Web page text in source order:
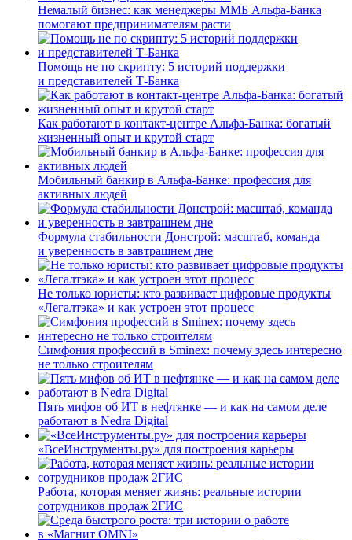
Немалый бизнес: как менеджеры ММБ Альфа-Банка
помогают предпринимателям расти
Помощь не по скрипту: 5 историй поддержки
и представителей Т-Банка
Как работают в контакт-центре Альфа-Банка: богатый
жизненный опыт и крутой старт
Мобильный банкир в Альфа-Банке: профессия для
активных людей
Формула стабильности Донстрой: масштаб, команда
и уверенность в завтрашнем дне
Не только юристы: кто развивает цифровые продукты
«Легалтэка» и как устроен этот процесс
Симфония профессий в Sminex: почему здесь интересно
не только строителям
Пять мифов об ИТ в нефтянке — и как на самом деле
работают в Nedra Digital
«ВсеИнструменты.ру» для построения карьеры
Работа, которая меняет жизнь: реальные истории
сотрудников продаж 2ГИС